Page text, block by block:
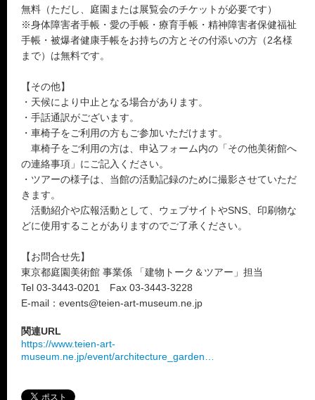
無料（ただし、庭園または展覧会のチケットが必要です）
※身体障害者手帳・愛の手帳・療育手帳・精神障害者保健福祉
手帳・被爆者健康手帳をお持ちの方とその付添いの方（2名様
まで）は無料です。
【その他】
・天候により中止となる場合があります。
・手話通訳がございます。
・車椅子をご利用の方もご参加いただけます。
車椅子をご利用の方は、申込フォーム内の「その他美術館へ
の連絡事項」にご記入ください。
・ツアーの様子は、当館の活動記録のために撮影させていただ
きます。
活動紹介や広報活動として、ウェブサイトやSNS、印刷物な
どに使用することがありますのでご了承ください。
【お問合せ先】
東京都庭園美術館 事業係 「建物トーク＆ツアー」担当
Tel 03-3443-0201 Fax 03-3443-3228
E-mail：events@teien-art-museum.ne.jp
関連URL
https://www.teien-art-
museum.ne.jp/event/architecture_garden…